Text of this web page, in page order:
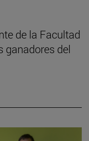
de la Facultad
ganadores del